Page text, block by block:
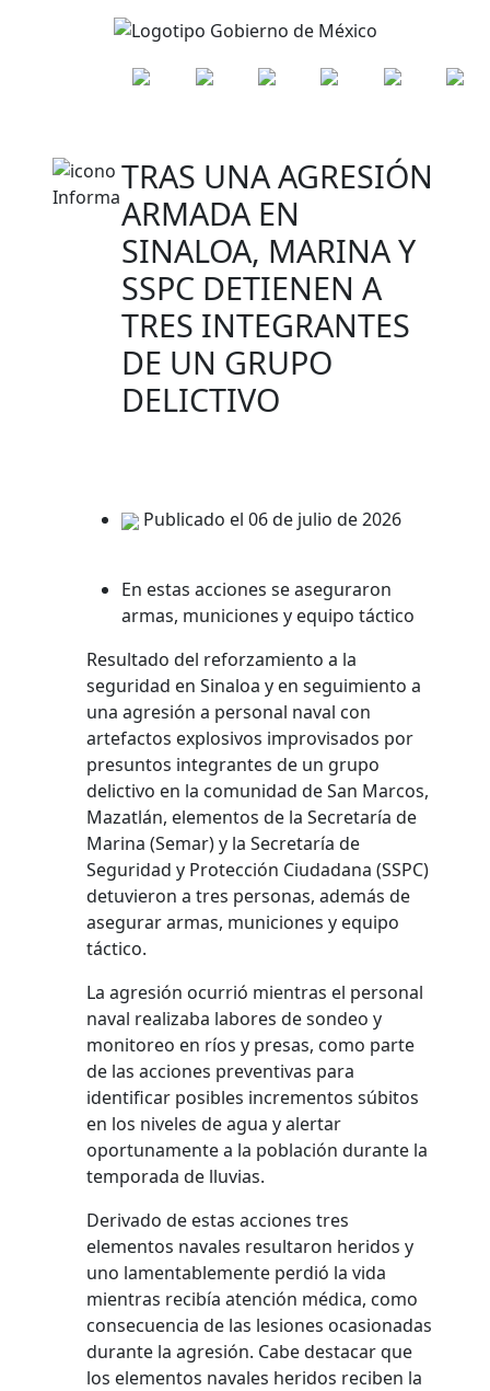
TRAS UNA AGRESIÓN
ARMADA EN
SINALOA, MARINA Y
SSPC DETIENEN A
TRES INTEGRANTES
DE UN GRUPO
DELICTIVO
Publicado el 06 de julio de 2026
En estas acciones se aseguraron
armas, municiones y equipo táctico
Resultado del reforzamiento a la
seguridad en Sinaloa y en seguimiento a
una agresión a personal naval con
artefactos explosivos improvisados por
presuntos integrantes de un grupo
delictivo en la comunidad de San Marcos,
Mazatlán, elementos de la Secretaría de
Marina (Semar) y la Secretaría de
Seguridad y Protección Ciudadana (SSPC)
detuvieron a tres personas, además de
asegurar armas, municiones y equipo
táctico.
La agresión ocurrió mientras el personal
naval realizaba labores de sondeo y
monitoreo en ríos y presas, como parte
de las acciones preventivas para
identificar posibles incrementos súbitos
en los niveles de agua y alertar
oportunamente a la población durante la
temporada de lluvias.
Derivado de estas acciones tres
elementos navales resultaron heridos y
uno lamentablemente perdió la vida
mientras recibía atención médica, como
consecuencia de las lesiones ocasionadas
durante la agresión. Cabe destacar que
los elementos navales heridos reciben la